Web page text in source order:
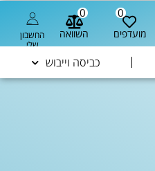
מועדפים
0
השוואה
0
החשבון
שלי
כביסה וייבוש